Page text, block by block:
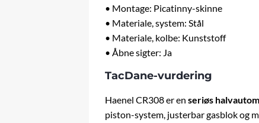
• Montage: Picatinny-skinne
• Materiale, system: Stål
• Materiale, kolbe: Kunststoff
• Åbne sigter: Ja
TacDane-vurdering
Haenel CR308 er enseriøs
piston-system, justerbar gasblok og